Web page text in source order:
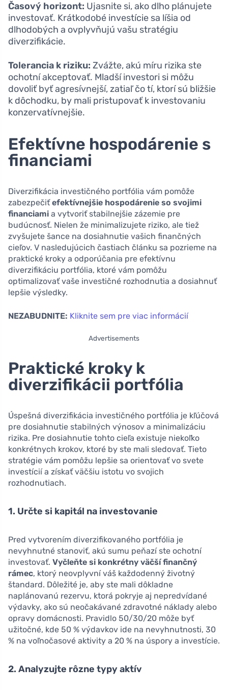
Časový horizont: Ujasnite si, ako dlho plánujete
investovať. Krátkodobé investície sa líšia od
dlhodobých a ovplyvňujú vašu stratégiu
diverzifikácie.
Tolerancia k riziku: Zvážte, akú míru rizika ste
ochotní akceptovať. Mladší investori si môžu
dovoliť byť agresívnejší, zatiaľ čo tí, ktorí sú bližšie
k dôchodku, by mali pristupovať k investovaniu
konzervatívnejšie.
Efektívne hospodárenie s
financiami
Diverzifikácia investičného portfólia vám pomôže
zabezpečiťefektívnejšie hospodárenie so svojimi
financiami a vytvoriť stabilnejšie zázemie pre
budúcnosť. Nielen že minimalizujete riziko, ale tiež
zvyšujete šance na dosiahnutie vašich finančných
cieľov. V nasledujúcich častiach článku sa pozrieme na
praktické kroky a odporúčania pre efektívnu
diverzifikáciu portfólia, ktoré vám pomôžu
optimalizovať vaše investičné rozhodnutia a dosiahnuť
lepšie výsledky.
NEZABUDNITE: Kliknite sem pre viac informácií
Advertisements
Praktické kroky k
diverzifikácii portfólia
Úspešná diverzifikácia investičného portfólia je kľúčová
pre dosiahnutie stabilných výnosov a minimalizáciu
rizika. Pre dosiahnutie tohto cieľa existuje niekoľko
konkrétnych krokov, ktoré by ste mali sledovať. Tieto
stratégie vám pomôžu lepšie sa orientovať vo svete
investícií a získať väčšiu istotu vo svojich
rozhodnutiach.
1. Určte si kapitál na investovanie
Pred vytvorením diverzifikovaného portfólia je
nevyhnutné stanoviť, akú sumu peňazí ste ochotní
investovať. Vyčleňte si konkrétny väčší finančný
rámec, ktorý neovplyvní váš každodenný životný
štandard. Dôležité je, aby ste mali dôkladne
naplánovanú rezervu, ktorá pokryje aj nepredvídané
výdavky, ako sú neočakávané zdravotné náklady alebo
opravy domácnosti. Pravidlo 50/30/20 môže byť
užitočné, kde 50 % výdavkov ide na nevyhnutnosti, 30
% na voľnočasové aktivity a 20 % na úspory a investície.
2. Analyzujte rôzne typy aktív